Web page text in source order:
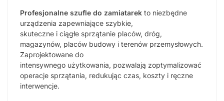
Profesjonalne szufle do zamiatarek to niezbędne
urządzenia zapewniające szybkie,
skuteczne i ciągłe sprzątanie placów, dróg,
magazynów, placów budowy i terenów przemysłowych.
Zaprojektowane do
intensywnego użytkowania, pozwalają zoptymalizować
operacje sprzątania, redukując czas, koszty i ręczne
interwencje.